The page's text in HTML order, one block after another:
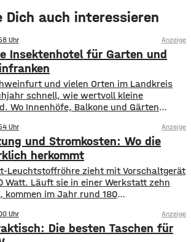
Dich auch interessieren
Anzeige
Insektenhotel für Garten und
und vielen Orten im Landkreis
schnell, wie wertvoll kleine
Wo Innenhöfe, Balkone und Gärten
unter Druck: Versiegelte Flächen, sehr
und weniger heimische Blühpflanzen
und Rückzugsräume. Ein
ist keine Wunderlösung, kann
Anzeige
und Stromkosten: Wo die
herkommt
Leuchtstoffröhre zieht mit Vorschaltgerät
Watt. Läuft sie in einer Werkstatt zehn
kommen im Jahr rund 180
über 7.000 Kilowattstunden – nur fürs
ist einfacher als ihr Ruf Man braucht
Anzeige
Die besten Taschen für